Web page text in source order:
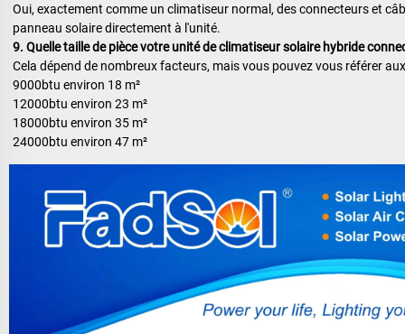
Oui, exactement comme un climatiseur normal, des connecteurs et
panneau solaire directement à l'unité.
9. Quelle taille de pièce votre unité de climatiseur solaire hybride
Cela dépend de nombreux facteurs, mais vous pouvez vous référer
9000btu environ 18 m²
12000btu environ 23 m²
18000btu environ 35 m²
24000btu environ 47 m²